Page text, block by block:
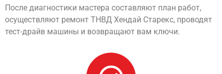
После диагностики мастера составляют план работ,
осуществляют ремонт ТНВД Хендай Старекс, проводят
тест-драйв машины и возвращают вам ключи.